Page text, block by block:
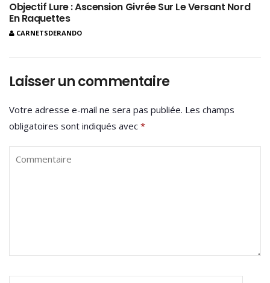
Objectif Lure : Ascension Givrée Sur Le Versant Nord
En Raquettes
CARNETSDERANDO
Laisser un commentaire
Votre adresse e-mail ne sera pas publiée. Les champs
obligatoires sont indiqués avec *